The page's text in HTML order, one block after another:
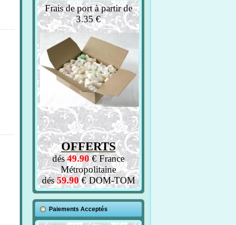
Frais de port à partir de
3.35 €
OFFERTS
dés49.90€ France
Métropolitaine
dés59.90€ DOM-TOM
Paiements Acceptés